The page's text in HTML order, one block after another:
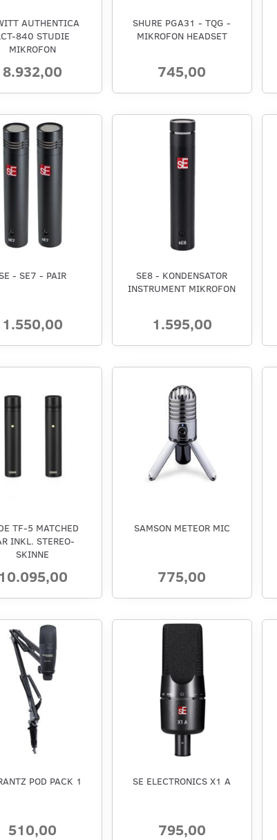
AUTHENTICA
840 STUDIE
MIKROFON
8.932,00
SHURE PGA31 - TQG -
MIKROFON HEADSET
745,00
- SE7 - PAIR
1.550,00
SE8 - KONDENSATOR
INSTRUMENT MIKROFON
1.595,00
TF-5 MATCHED
INKL. STEREO-
SKINNE
SAMSON METEOR MIC
775,00
POD PACK 1
510,00
SE ELECTRONICS X1 A
795,00